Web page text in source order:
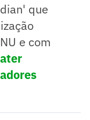
que
e com